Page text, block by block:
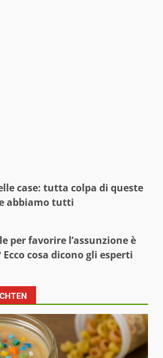
case: tutta colpa di queste
abbiamo tutti
per favorire l’assunzione è
cosa dicono gli esperti